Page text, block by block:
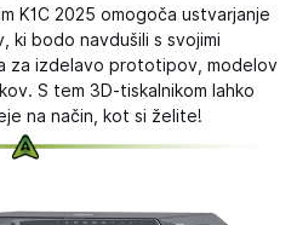
K1C 2025 omogoča ustvarjanje
ki bodo navdušili s svojimi
za izdelavo prototipov, modelov
S tem 3D-tiskalnikom lahko
na način, kot si želite!